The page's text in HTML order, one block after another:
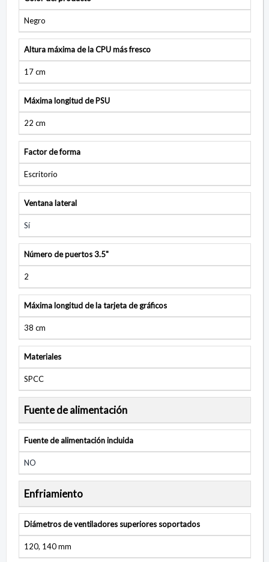
Negro
Altura máxima de la CPU más fresco
17 cm
Máxima longitud de PSU
22 cm
Factor de forma
Escritorio
Ventana lateral
Sí
Número de puertos 3.5"
2
Máxima longitud de la tarjeta de gráficos
38 cm
Materiales
SPCC
Fuente de alimentación
Fuente de alimentación incluida
NO
Enfriamiento
Diámetros de ventiladores superiores soportados
120, 140 mm